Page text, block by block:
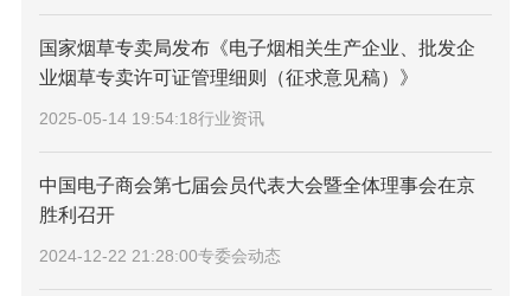
国家烟草专卖局发布《电子烟相关生产企业、批发企
业烟草专卖许可证管理细则（征求意见稿）》
2025-05-14 19:54:18行业资讯
中国电子商会第七届会员代表大会暨全体理事会在京
胜利召开
2024-12-22 21:28:00专委会动态